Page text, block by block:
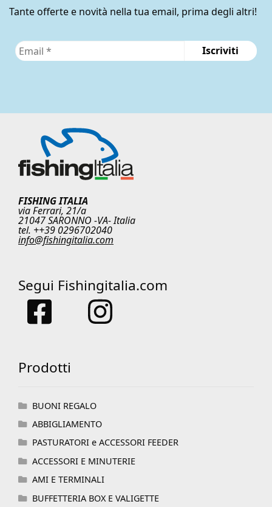
Tante offerte e novità nella tua email, prima degli altri!
FISHING ITALIA
via Ferrari, 21/a
21047 SARONNO -VA- Italia
tel. ++39 0296702040
info@fishingitalia.com
Segui Fishingitalia.com
Prodotti
BUONI REGALO
ABBIGLIAMENTO
PASTURATORI e ACCESSORI FEEDER
ACCESSORI E MINUTERIE
AMI E TERMINALI
BUFFETTERIA BOX E VALIGETTE